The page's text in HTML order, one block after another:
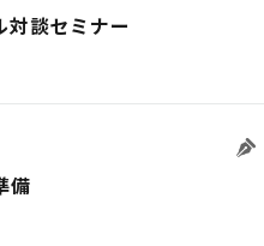
談セミナー
備